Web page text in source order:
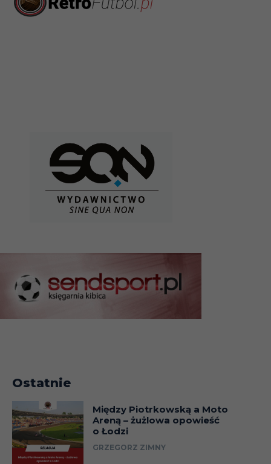
Ostatnie
Między Piotrkowską a Moto
Areną – żużlowa opowieść
o Łodzi
GRZEGORZ ZIMNY